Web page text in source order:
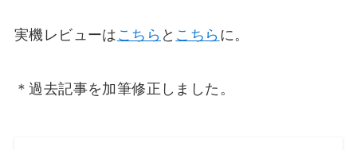
実機レビューは こちら と こちら に。
＊過去記事を加筆修正しました。